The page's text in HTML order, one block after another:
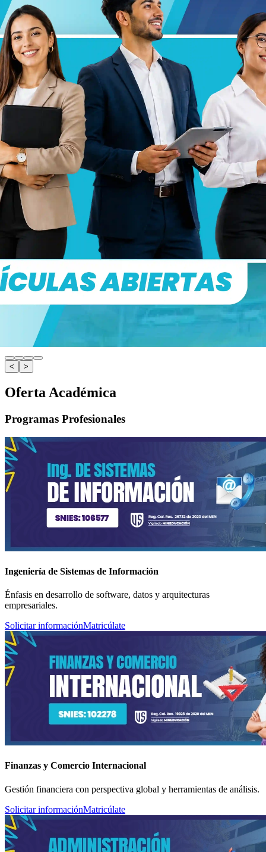
< >
Oferta Académica
Programas Profesionales
Ingeniería de Sistemas de Información
Énfasis en desarrollo de software, datos y arquitecturas
empresariales.
Solicitar informaciónMatricúlate
Finanzas y Comercio Internacional
Gestión financiera con perspectiva global y herramientas de análisis.
Solicitar informaciónMatricúlate